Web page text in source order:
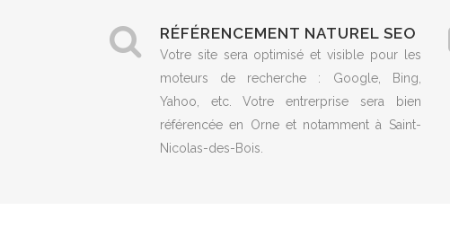
RÉFÉRENCEMENT NATUREL SEO
Votre site sera optimisé et visible pour les
moteurs de recherche : Google, Bing,
Yahoo, etc. Votre entrerprise sera bien
référencée en Orne et notamment à Saint-
Nicolas-des-Bois.